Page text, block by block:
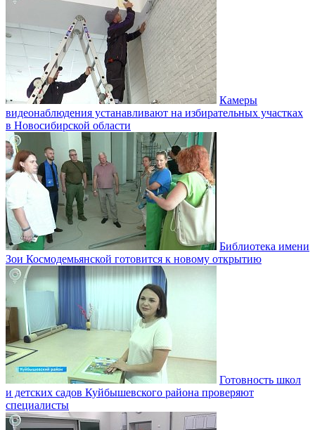
Камеры
видеонаблюдения устанавливают на избирательных участках
в Новосибирской области
Библиотека имени
Зои Космодемьянской готовится к новому открытию
Готовность школ
и детских садов Куйбышевского района проверяют
специалисты